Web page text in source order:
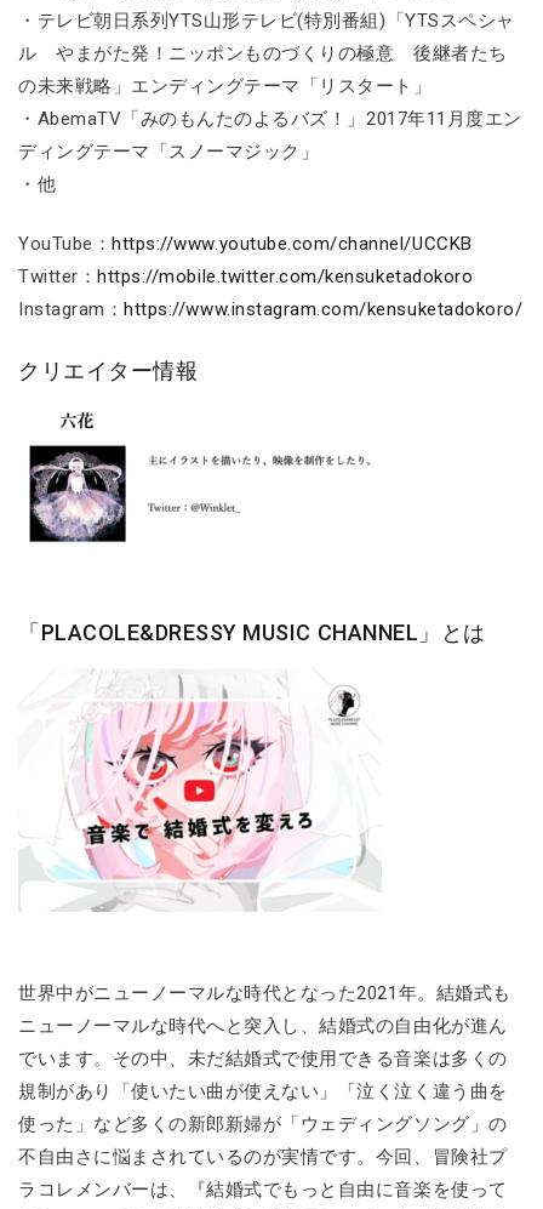
・テレビ朝日系列YTS山形テレビ(特別番組)「YTSスペシャ
ル やまがた発！ニッポンものづくりの極意 後継者たち
の未来戦略」エンディングテーマ「リスタート」
・AbemaTV「みのもんたのよるバズ！」2017年11月度エン
ディングテーマ「スノーマジック」
・他
YouTube：https://www.youtube.com/channel/UCCKB
Twitter：https://mobile.twitter.com/kensuketadokoro
Instagram：https://www.instagram.com/kensuketadokoro/
クリエイター情報
「PLACOLE&DRESSY MUSIC CHANNEL」とは
世界中がニューノーマルな時代となった2021年。結婚式も
ニューノーマルな時代へと突入し、結婚式の自由化が進ん
でいます。その中、未だ結婚式で使用できる音楽は多くの
規制があり「使いたい曲が使えない」「泣く泣く違う曲を
使った」など多くの新郎新婦が「ウェディングソング」の
不自由さに悩まされているのが実情です。今回、冒険社プ
ラコレメンバーは、『結婚式でもっと自由に音楽を使って